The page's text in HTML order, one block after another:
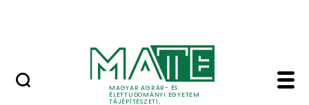
MAGYAR AGRÁR- ÉS
ÉLETTUDOMÁNYI EGYETEM
TÁJÉPÍTÉSZETI,
Budai Arborétum -
Dísznövénytermesztési